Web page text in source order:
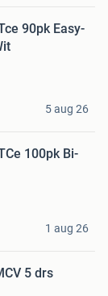
90pk Easy-
5 aug 26
100pk Bi-
1 aug 26
5 drs